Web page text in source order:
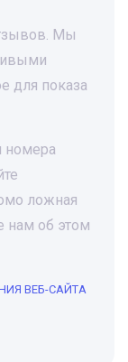
Мы
для показа
номера
ложная
нам об этом
ВЕБ-САЙТА